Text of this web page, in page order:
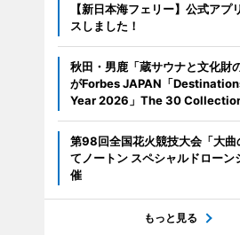
【新日本海フェリー】公式アプ
スしました！
秋田・男鹿「蔵サウナと文化財
がForbes JAPAN「
Year 2026」The 30
第98回全国花火競技大会「大曲
てノートン スペシャルドローン
催
もっと見る